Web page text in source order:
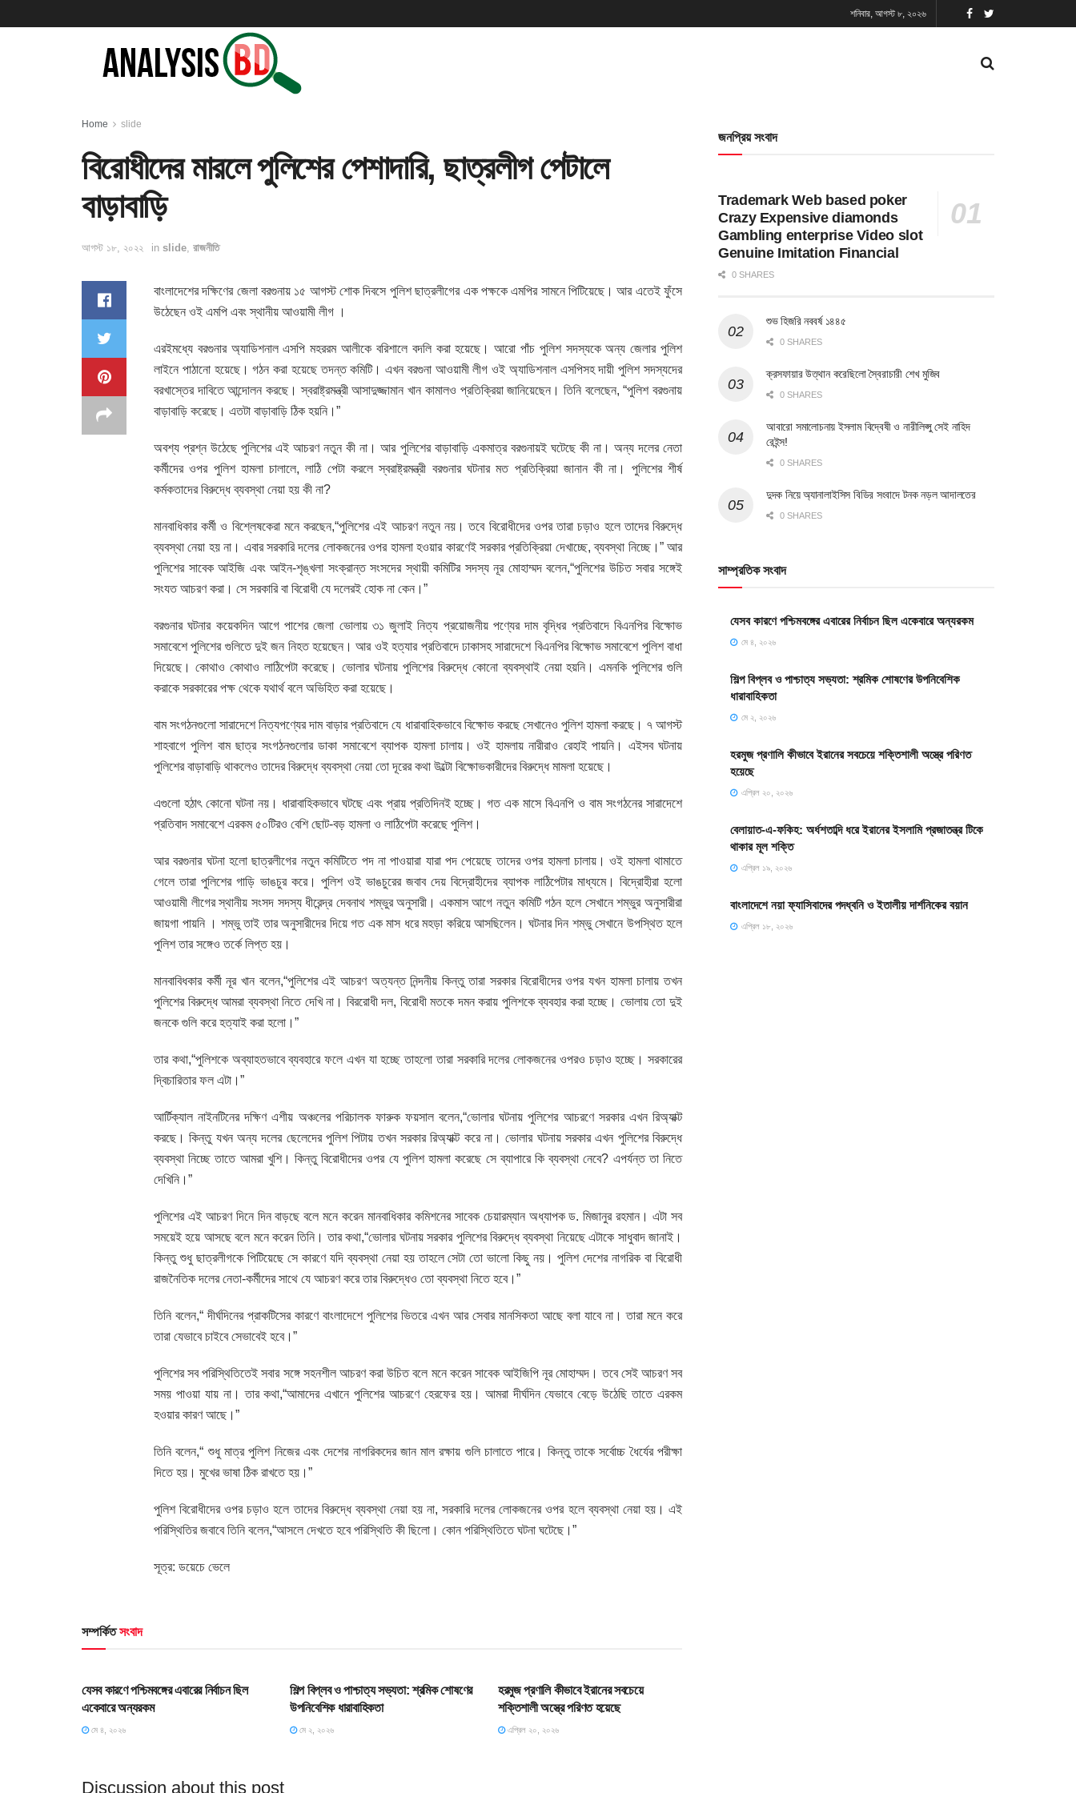
শনিবার, আগস্ট ৮, ২০২৬
Home slide
বিরোধীদের মারলে পুলিশের পেশাদারি, ছাত্রলীগ পেটালে
বাড়াবাড়ি
আগস্ট ১৮, ২০২২ in slide রাজনীতি
বাংলাদেশের দক্ষিণের জেলা বরগুনায় ১৫ আগস্ট শোক দিবসে পুলিশ ছাত্রলীগের এক পক্ষকে এমপির সামনে পিটিয়েছে। আর এতেই ফুঁসে
উঠেছেন ওই এমপি এবং স্থানীয় আওয়ামী লীগ ।
এরইমধ্যে বরগুনার অ্যাডিশনাল এসপি মহররম আলীকে বরিশালে বদলি করা হয়েছে। আরো পাঁচ পুলিশ সদস্যকে অন্য জেলার পুলিশ
লাইনে পাঠানো হয়েছে। গঠন করা হয়েছে তদন্ত কমিটি। এখন বরগুনা আওয়ামী লীগ ওই অ্যাডিশনাল এসপিসহ দায়ী পুলিশ সদস্যদের
বরখাস্তের দাবিতে আন্দোলন করছে। স্বরাষ্ট্রমন্ত্রী আসাদুজ্জামান খান কামালও প্রতিক্রিয়া জানিয়েছেন। তিনি বলেছেন, “পুলিশ বরগুনায়
বাড়াবাড়ি করেছে। এতটা বাড়াবাড়ি ঠিক হয়নি।”
অবশ্য প্রশ্ন উঠেছে পুলিশের এই আচরণ নতুন কী না। আর পুলিশের বাড়াবাড়ি একমাত্র বরগুনায়ই ঘটেছে কী না। অন্য দলের নেতা
কর্মীদের ওপর পুলিশ হামলা চালালে, লাঠি পেটা করলে স্বরাষ্ট্রমন্ত্রী বরগুনার ঘটনার মত প্রতিক্রিয়া জানান কী না। পুলিশের শীর্ষ
কর্মকতাদের বিরুদ্ধে ব্যবস্থা নেয়া হয় কী না?
মানবাধিকার কর্মী ও বিশ্লেষকেরা মনে করছেন,“পুলিশের এই আচরণ নতুন নয়। তবে বিরোধীদের ওপর তারা চড়াও হলে তাদের বিরুদ্ধে
ব্যবস্থা নেয়া হয় না। এবার সরকারি দলের লোকজনের ওপর হামলা হওয়ার কারণেই সরকার প্রতিক্রিয়া দেখাচ্ছে, ব্যবস্থা নিচ্ছে।” আর
পুলিশের সাবেক আইজি এবং আইন-শৃঙ্খলা সংক্রান্ত সংসদের স্থায়ী কমিটির সদস্য নূর মোহাম্মদ বলেন,“পুলিশের উচিত সবার সঙ্গেই
সংযত আচরণ করা। সে সরকারি বা বিরোধী যে দলেরই হোক না কেন।”
বরগুনার ঘটনার কয়েকদিন আগে পাশের জেলা ভোলায় ৩১ জুলাই নিত্য প্রয়োজনীয় পণ্যের দাম বৃদ্ধির প্রতিবাদে বিএনপির বিক্ষোভ
সমাবেশে পুলিশের গুলিতে দুই জন নিহত হয়েছেন। আর ওই হত্যার প্রতিবাদে ঢাকাসহ সারাদেশে বিএনপির বিক্ষোভ সমাবেশে পুলিশ বাধা
দিয়েছে। কোথাও কোথাও লাঠিপেটা করেছে। ভোলার ঘটনায় পুলিশের বিরুদ্ধে কোনো ব্যবস্থাই নেয়া হয়নি। এমনকি পুলিশের গুলি
করাকে সরকারের পক্ষ থেকে যথার্থ বলে অভিহিত করা হয়েছে।
বাম সংগঠনগুলো সারাদেশে নিত্যপণ্যের দাম বাড়ার প্রতিবাদে যে ধারাবাহিকভাবে বিক্ষোভ করছে সেখানেও পুলিশ হামলা করছে। ৭ আগস্ট
শাহবাগে পুলিশ বাম ছাত্র সংগঠনগুলোর ডাকা সমাবেশে ব্যাপক হামলা চালায়। ওই হামলায় নারীরাও রেহাই পায়নি। এইসব ঘটনায়
পুলিশের বাড়াবাড়ি থাকলেও তাদের বিরুদ্ধে ব্যবস্থা নেয়া তো দূরের কথা উল্টো বিক্ষোভকারীদের বিরুদ্ধে মামলা হয়েছে।
এগুলো হঠাৎ কোনো ঘটনা নয়। ধারাবাহিকভাবে ঘটছে এবং প্রায় প্রতিদিনই হচ্ছে। গত এক মাসে বিএনপি ও বাম সংগঠনের সারাদেশে
প্রতিবাদ সমাবেশে এরকম ৫০টিরও বেশি ছোট-বড় হামলা ও লাঠিপেটা করেছে পুলিশ।
আর বরগুনার ঘটনা হলো ছাত্রলীগের নতুন কমিটিতে পদ না পাওয়ারা যারা পদ পেয়েছে তাদের ওপর হামলা চালায়। ওই হামলা থামাতে
গেলে তারা পুলিশের গাড়ি ভাঙচুর করে। পুলিশ ওই ভাঙচুরের জবাব দেয় বিদ্রোহীদের ব্যাপক লাঠিপেটার মাধ্যমে। বিদ্রোহীরা হলো
আওয়ামী লীগের স্থানীয় সংসদ সদস্য ধীরেন্দ্র দেবনাথ শম্ভুর অনুসারী। একমাস আগে নতুন কমিটি গঠন হলে সেখানে শম্ভুর অনুসারীরা
জায়গা পায়নি । শম্ভু তাই তার অনুসারীদের দিয়ে গত এক মাস ধরে মহড়া করিয়ে আসছিলেন। ঘটনার দিন শম্ভু সেখানে উপস্থিত হলে
পুলিশ তার সঙ্গেও তর্কে লিপ্ত হয়।
মানবাবিধকার কর্মী নূর খান বলেন,“পুলিশের এই আচরণ অত্যন্ত নিন্দনীয় কিন্তু তারা সরকার বিরোধীদের ওপর যখন হামলা চালায় তখন
পুলিশের বিরুদ্ধে আমরা ব্যবস্থা নিতে দেখি না। বিররোধী দল, বিরোধী মতকে দমন করায় পুলিশকে ব্যবহার করা হচ্ছে। ভোলায় তো দুই
জনকে গুলি করে হত্যাই করা হলো।”
তার কথা,“পুলিশকে অব্যাহতভাবে ব্যবহারে ফলে এখন যা হচ্ছে তাহলো তারা সরকারি দলের লোকজনের ওপরও চড়াও হচ্ছে। সরকারের
দ্বিচারিতার ফল এটা।”
আর্টিক্যাল নাইনটিনের দক্ষিণ এশীয় অঞ্চলের পরিচালক ফারুক ফয়সাল বলেন,“ভোলার ঘটনায় পুলিশের আচরণে সরকার এখন রিঅ্যাক্ট
করছে। কিন্তু যখন অন্য দলের ছেলেদের পুলিশ পিটায় তখন সরকার রিঅ্যাক্ট করে না। ভোলার ঘটনায় সরকার এখন পুলিশের বিরুদ্ধে
ব্যবস্থা নিচ্ছে তাতে আমরা খুশি। কিন্তু বিরোধীদের ওপর যে পুলিশ হামলা করেছে সে ব্যাপারে কি ব্যবস্থা নেবে? এপর্যন্ত তা নিতে
দেখিনি।”
পুলিশের এই আচরণ দিনে দিন বাড়ছে বলে মনে করেন মানবাধিকার কমিশনের সাবেক চেয়ারম্যান অধ্যাপক ড. মিজানুর রহমান। এটা সব
সময়েই হয়ে আসছে বলে মনে করেন তিনি। তার কথা,“ভোলার ঘটনায় সরকার পুলিশের বিরুদ্ধে ব্যবস্থা নিয়েছে এটাকে সাধুবাদ জানাই।
কিন্তু শুধু ছাত্রলীগকে পিটিয়েছে সে কারণে যদি ব্যবস্থা নেয়া হয় তাহলে সেটা তো ভালো কিছু নয়। পুলিশ দেশের নাগরিক বা বিরোধী
রাজনৈতিক দলের নেতা-কর্মীদের সাথে যে আচরণ করে তার বিরুদ্ধেও তো ব্যবস্থা নিতে হবে।”
তিনি বলেন,“ দীর্ঘদিনের প্রাকটিসের কারণে বাংলাদেশে পুলিশের ভিতরে এখন আর সেবার মানসিকতা আছে বলা যাবে না। তারা মনে করে
তারা যেভাবে চাইবে সেভাবেই হবে।”
পুলিশের সব পরিস্থিতিতেই সবার সঙ্গে সহনশীল আচরণ করা উচিত বলে মনে করেন সাবেক আইজিপি নূর মোহাম্মদ। তবে সেই আচরণ সব
সময় পাওয়া যায় না। তার কথা,“আমাদের এখানে পুলিশের আচরণে হেরফের হয়। আমরা দীর্ঘদিন যেভাবে বেড়ে উঠেছি তাতে এরকম
হওয়ার কারণ আছে।”
তিনি বলেন,“ শুধু মাত্র পুলিশ নিজের এবং দেশের নাগরিকদের জান মাল রক্ষায় গুলি চালাতে পারে। কিন্তু তাকে সর্বোচ্চ ধৈর্যের পরীক্ষা
দিতে হয়। মুখের ভাষা ঠিক রাখতে হয়।”
পুলিশ বিরোধীদের ওপর চড়াও হলে তাদের বিরুদ্ধে ব্যবস্থা নেয়া হয় না, সরকারি দলের লোকজনের ওপর হলে ব্যবস্থা নেয়া হয়। এই
পরিস্থিতির জবাবে তিনি বলেন,“আসলে দেখতে হবে পরিস্থিতি কী ছিলো। কোন পরিস্থিতিতে ঘটনা ঘটেছে।”
সূত্র: ডয়েচে ভেলে
সম্পর্কিতসংবাদ
যেসব কারণে পশ্চিমবঙ্গের এবারের নির্বাচন ছিল
একেবারে অন্যরকম
মে ৪, ২০২৬
শিল্প বিপ্লব ও পাশ্চাত্য সভ্যতা: শ্রমিক শোষণের
উপনিবেশিক ধারাবাহিকতা
মে ২, ২০২৬
হরমুজ প্রণালি কীভাবে ইরানের সবচেয়ে
শক্তিশালী অস্ত্রে পরিণত হয়েছে
এপ্রিল ২০, ২০২৬
Discussion about this post
জনপ্রিয় সংবাদ
Trademark Web based poker
Crazy Expensive diamonds
Gambling enterprise Video slot
Genuine Imitation Financial
0 SHARES
শুভ হিজরি নববর্ষ ১৪৪৫
0 SHARES
ক্রসফায়ার উত্থান করেছিলো স্বৈরাচারী শেখ মুজিব
0 SHARES
আবারো সমালোচনায় ইসলাম বিদ্বেষী ও নারীলিপ্সু সেই নাহিদ
রেইন্স!
0 SHARES
দুদক নিয়ে অ্যানালাইসিস বিডির সংবাদে টনক নড়ল আদালতের
0 SHARES
সাম্প্রতিক সংবাদ
যেসব কারণে পশ্চিমবঙ্গের এবারের নির্বাচন ছিল একেবারে অন্যরকম
মে ৪, ২০২৬
শিল্প বিপ্লব ও পাশ্চাত্য সভ্যতা: শ্রমিক শোষণের উপনিবেশিক
ধারাবাহিকতা
মে ২, ২০২৬
হরমুজ প্রণালি কীভাবে ইরানের সবচেয়ে শক্তিশালী অস্ত্রে পরিণত
হয়েছে
এপ্রিল ২০, ২০২৬
বেলায়াত-এ-ফকিহ: অর্ধশতাব্দি ধরে ইরানের ইসলামি প্রজাতন্ত্র টিকে
থাকার মূল শক্তি
এপ্রিল ১৯, ২০২৬
বাংলাদেশে নয়া ফ্যাসিবাদের পদধ্বনি ও ইতালীয় দার্শনিকের বয়ান
এপ্রিল ১৮, ২০২৬